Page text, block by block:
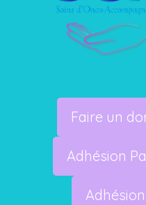
Faire un
Adhésion